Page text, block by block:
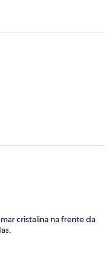
cristalina na frente da